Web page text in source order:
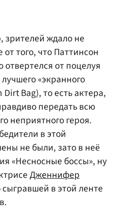
зрителей ждало не
того, что Паттинсон
от поцелуя
«экранного
Bag), то есть актера,
передать всю
неприятного героя.
в этой
не были, зато в неё
«Несносные боссы», ну
Дженнифер
сыгравшей в этой ленте